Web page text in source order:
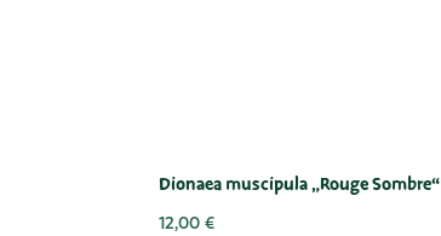
Dionaea muscipula „Rouge Sombre“
12,00 €